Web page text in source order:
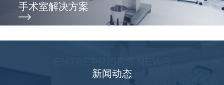
手术室解决方案
新闻动态